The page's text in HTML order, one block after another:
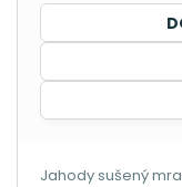
Jahody sušený